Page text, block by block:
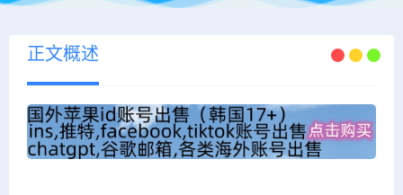
正文概述